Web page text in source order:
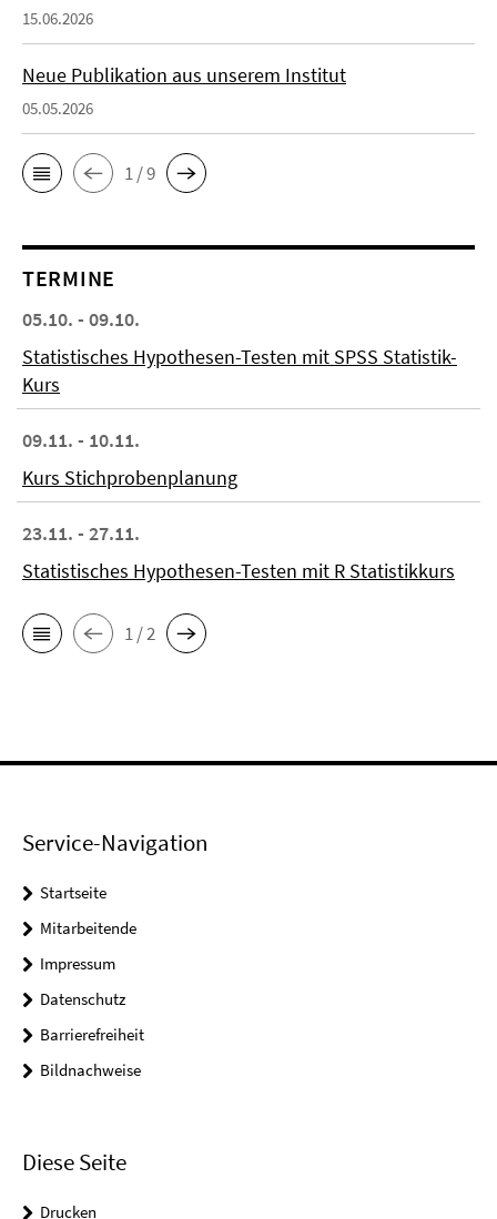
15.06.2026
Neue Publikation aus unserem Institut
05.05.2026
1 / 9
TERMINE
05.10. - 09.10.
Statistisches Hypothesen-Testen mit SPSS Statistik-
Kurs
09.11. - 10.11.
Kurs Stichprobenplanung
23.11. - 27.11.
Statistisches Hypothesen-Testen mit R Statistikkurs
1 / 2
Service-Navigation
Startseite
Mitarbeitende
Impressum
Datenschutz
Barrierefreiheit
Bildnachweise
Diese Seite
Drucken